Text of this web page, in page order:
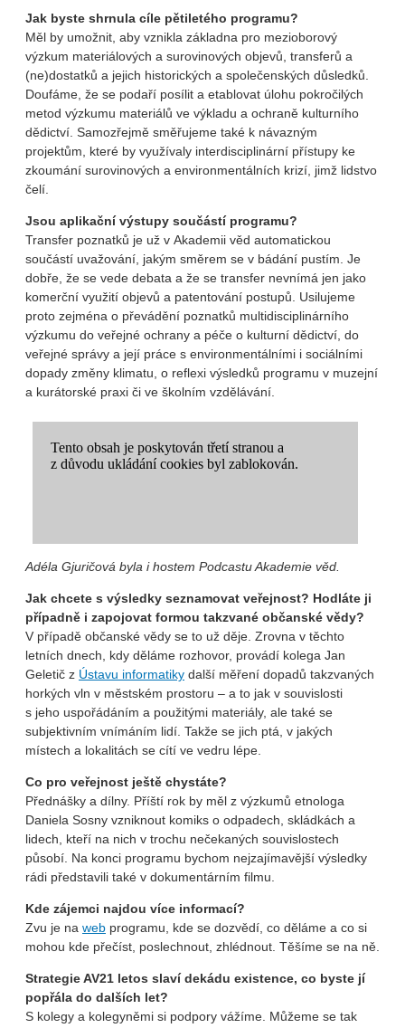
Jak byste shrnula cíle pětiletého programu?
Měl by umožnit, aby vznikla základna pro mezioborový
výzkum materiálových a surovinových objevů, transferů a
(ne)dostatků a jejich historických a společenských důsledků.
Doufáme, že se podaří posílit a etablovat úlohu pokročilých
metod výzkumu materiálů ve výkladu a ochraně kulturního
dědictví. Samozřejmě směřujeme také k návazným
projektům, které by využívaly interdisciplinární přístupy ke
zkoumání surovinových a environmentálních krizí, jimž lidstvo
čelí.
Jsou aplikační výstupy součástí programu?
Transfer poznatků je už v Akademii věd automatickou
součástí uvažování, jakým směrem se v bádání pustím. Je
dobře, že se vede debata a že se transfer nevnímá jen jako
komerční využití objevů a patentování postupů. Usilujeme
proto zejména o převádění poznatků multidisciplinárního
výzkumu do veřejné ochrany a péče o kulturní dědictví, do
veřejné správy a její práce s environmentálními i sociálními
dopady změny klimatu, o reflexi výsledků programu v muzejní
a kurátorské praxi či ve školním vzdělávání.
Adéla Gjuričová byla i hostem Podcastu Akademie věd.
Jak chcete s výsledky seznamovat veřejnost? Hodláte ji
případně i zapojovat formou takzvané občanské vědy?
V případě občanské vědy se to už děje. Zrovna v těchto
letních dnech, kdy děláme rozhovor, provádí kolega Jan
Geletič z Ústavu informatiky další měření dopadů takzvaných
horkých vln v městském prostoru – a to jak v souvislosti
s jeho uspořádáním a použitými materiály, ale také se
subjektivním vnímáním lidí. Takže se jich ptá, v jakých
místech a lokalitách se cítí ve vedru lépe.
Co pro veřejnost ještě chystáte?
Přednášky a dílny. Příští rok by měl z výzkumů etnologa
Daniela Sosny vzniknout komiks o odpadech, skládkách a
lidech, kteří na nich v trochu nečekaných souvislostech
působí. Na konci programu bychom nejzajímavější výsledky
rádi představili také v dokumentárním filmu.
Kde zájemci najdou více informací?
Zvu je na web programu, kde se dozvědí, co děláme a co si
mohou kde přečíst, poslechnout, zhlédnout. Těšíme se na ně.
Strategie AV21 letos slaví dekádu existence, co byste jí
popřála do dalších let?
S kolegy a kolegyněmi si podpory vážíme. Můžeme se tak